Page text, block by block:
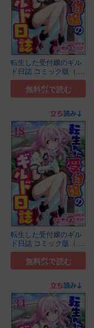
転生した受付嬢のギル
ド日誌 コミック版（...
(37)
無料㌽で読む
転生した受付嬢のギル
ド日誌 コミック版（...
(18)
無料㌽で読む